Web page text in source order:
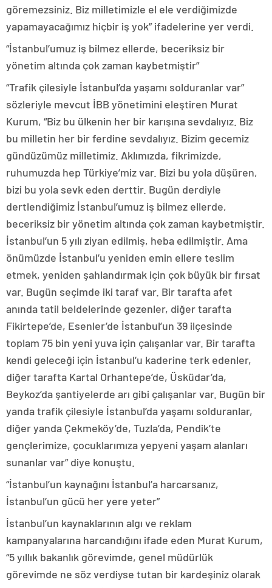
göremezsiniz. Biz milletimizle el ele verdiğimizde
yapamayacağımız hiçbir iş yok” ifadelerine yer verdi.
“İstanbul’umuz iş bilmez ellerde, beceriksiz bir
yönetim altında çok zaman kaybetmiştir”
“Trafik çilesiyle İstanbul’da yaşamı solduranlar var”
sözleriyle mevcut İBB yönetimini eleştiren Murat
Kurum, “Biz bu ülkenin her bir karışına sevdalıyız. Biz
bu milletin her bir ferdine sevdalıyız. Bizim gecemiz
gündüzümüz milletimiz. Aklımızda, fikrimizde,
ruhumuzda hep Türkiye’miz var. Bizi bu yola düşüren,
bizi bu yola sevk eden derttir. Bugün derdiyle
dertlendiğimiz İstanbul’umuz iş bilmez ellerde,
beceriksiz bir yönetim altında çok zaman kaybetmiştir.
İstanbul’un 5 yılı ziyan edilmiş, heba edilmiştir. Ama
önümüzde İstanbul’u yeniden emin ellere teslim
etmek, yeniden şahlandırmak için çok büyük bir fırsat
var. Bugün seçimde iki taraf var. Bir tarafta afet
anında tatil beldelerinde gezenler, diğer tarafta
Fikirtepe’de, Esenler’de İstanbul’un 39 ilçesinde
toplam 75 bin yeni yuva için çalışanlar var. Bir tarafta
kendi geleceği için İstanbul’u kaderine terk edenler,
diğer tarafta Kartal Orhantepe’de, Üsküdar’da,
Beykoz’da şantiyelerde arı gibi çalışanlar var. Bugün bir
yanda trafik çilesiyle İstanbul’da yaşamı solduranlar,
diğer yanda Çekmeköy’de, Tuzla’da, Pendik’te
gençlerimize, çocuklarımıza yepyeni yaşam alanları
sunanlar var” diye konuştu.
“İstanbul’un kaynağını İstanbul’a harcarsanız,
İstanbul’un gücü her yere yeter”
İstanbul’un kaynaklarının algı ve reklam
kampanyalarına harcandığını ifade eden Murat Kurum,
“5 yıllık bakanlık görevimde, genel müdürlük
görevimde ne söz verdiyse tutan bir kardeşiniz olarak